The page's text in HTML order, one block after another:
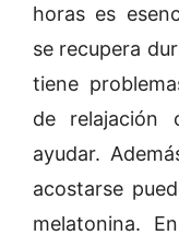
horas es
se recupera
tiene
de relajación
ayudar.
acostarse
melatonina.